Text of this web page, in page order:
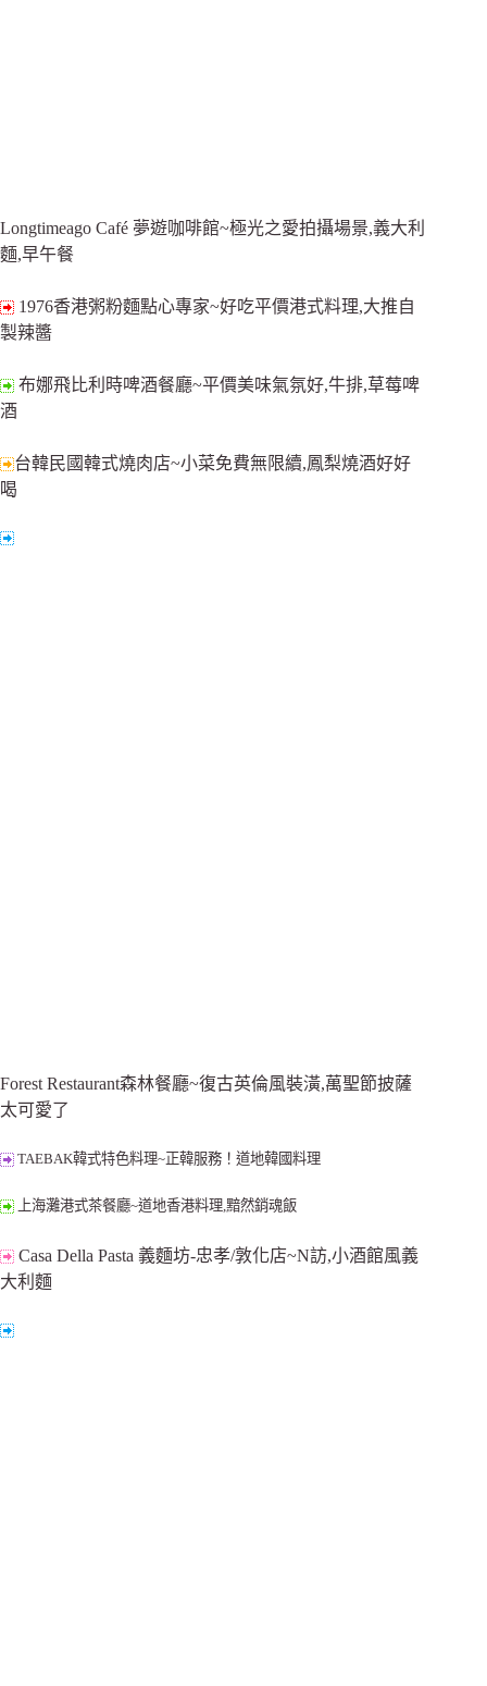
Longtimeago Café 夢遊咖啡館~極光之愛拍攝場景,義大利
麵,早午餐
1976香港粥粉麵點心專家~好吃平價港式料理,大推自
製辣醬
布娜飛比利時啤酒餐廳~平價美味氣氛好,牛排,草莓啤
酒
台韓民國韓式燒肉店~小菜免費無限續,鳳梨燒酒好好
喝
Forest Restaurant森林餐廳~復古英倫風裝潢,萬聖節披薩
太可愛了
TAEBAK韓式特色料理~正韓服務！道地韓國料理
上海灘港式茶餐廳~道地香港料理,黯然銷魂飯
Casa Della Pasta 義麵坊-忠孝/敦化店~N訪,小酒館風義
大利麵